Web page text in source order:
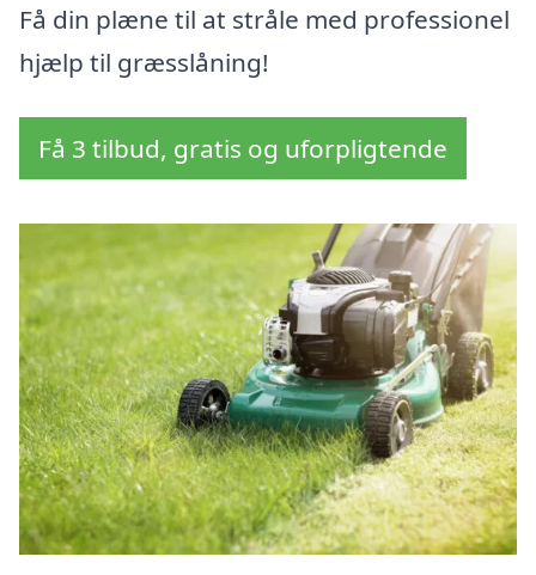
Få din plæne til at stråle med professionel
hjælp til græsslåning!
Få 3 tilbud, gratis og uforpligtende